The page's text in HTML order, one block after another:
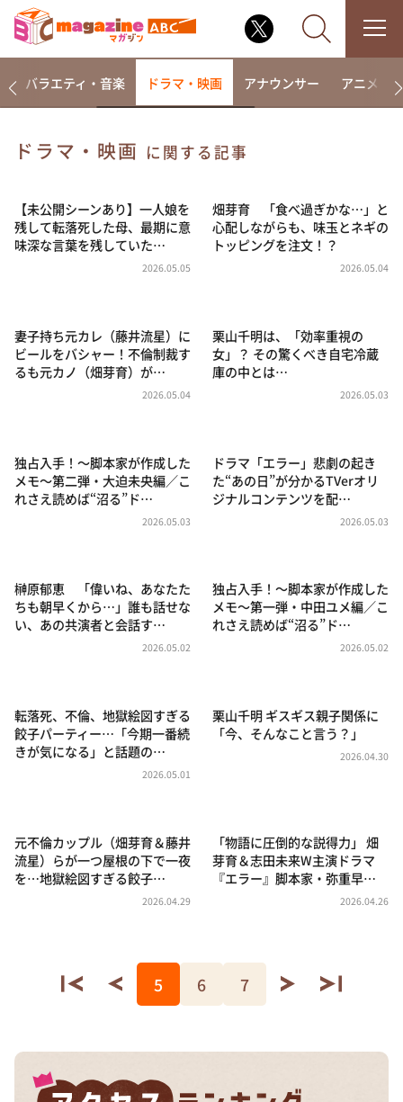
相席食堂
これ余談なんですけど・・・
～人生密着トークバラエティ！～ やすとものいたっ
news おかえり
河合＆A.B.C-Z塚田×福井アナ「なんでやねん！？」
（news おかえり）
朝だ！生です旅サラダ
教えて！ニュースライブ 正義のミカタ
ポツンと一軒家
ザキ山小屋本館
バラエティ・音楽 ドラマ・映画 アナウンサー アニメ・
ドラマ・映画 に関する記事
【未公開シーンあり】一人娘を
残して転落死した母、最期に意
味深な言葉を残していた…
2026.05.05
畑芽育 「食べ過ぎかな…」と
心配しながらも、味玉とネギの
トッピングを注文！？
2026.05.04
妻子持ち元カレ（藤井流星）に
ビールをバシャー！不倫制裁す
るも元カノ（畑芽育）が…
2026.05.04
栗山千明は、「効率重視の
女」？ その驚くべき自宅冷蔵
庫の中とは…
2026.05.03
独占入手！～脚本家が作成した
メモ～第二弾・大迫未央編／こ
れさえ読めば“沼る”ド…
2026.05.03
ドラマ「エラー」悲劇の起き
た“あの日”が分かるTVerオリ
ジナルコンテンツを配…
2026.05.03
榊原郁恵 「偉いね、あなたた
ちも朝早くから…」誰も話せな
い、あの共演者と会話す…
2026.05.02
独占入手！～脚本家が作成した
メモ～第一弾・中田ユメ編／こ
れさえ読めば“沼る”ド…
2026.05.02
転落死、不倫、地獄絵図すぎる
餃子パーティー…「今期一番続
きが気になる」と話題の…
2026.05.01
栗山千明 ギスギス親子関係に
「今、そんなこと言う？」
2026.04.30
元不倫カップル（畑芽育＆藤井
流星）らが一つ屋根の下で一夜
を…地獄絵図すぎる餃子…
2026.04.29
「物語に圧倒的な説得力」 畑
芽育＆志田未来W主演ドラマ
『エラー』脚本家・弥重早…
2026.04.26
5 6 7